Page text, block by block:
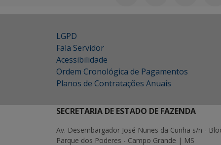
LGPD
Fala Servidor
Acessibilidade
Ordem Cronológica de Pagamentos
Planos de Contratações Anuais
SECRETARIA DE ESTADO DE FAZENDA
Av. Desembargador José Nunes da Cunha s/n -
Parque dos Poderes - Campo Grande | MS